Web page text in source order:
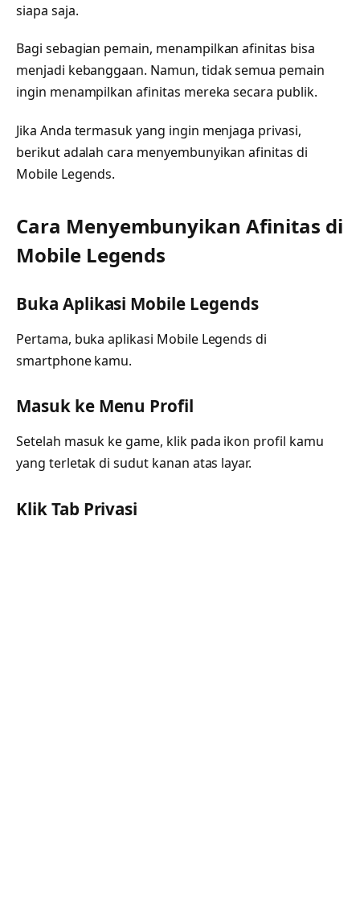
siapa saja.
Bagi sebagian pemain, menampilkan afinitas bisa
menjadi kebanggaan. Namun, tidak semua pemain
ingin menampilkan afinitas mereka secara publik.
Jika Anda termasuk yang ingin menjaga privasi,
berikut adalah cara menyembunyikan afinitas di
Mobile Legends.
Cara Menyembunyikan Afinitas di
Mobile Legends
Buka Aplikasi Mobile Legends
Pertama, buka aplikasi Mobile Legends di
smartphone kamu.
Masuk ke Menu Profil
Setelah masuk ke game, klik pada ikon profil kamu
yang terletak di sudut kanan atas layar.
Klik Tab Privasi